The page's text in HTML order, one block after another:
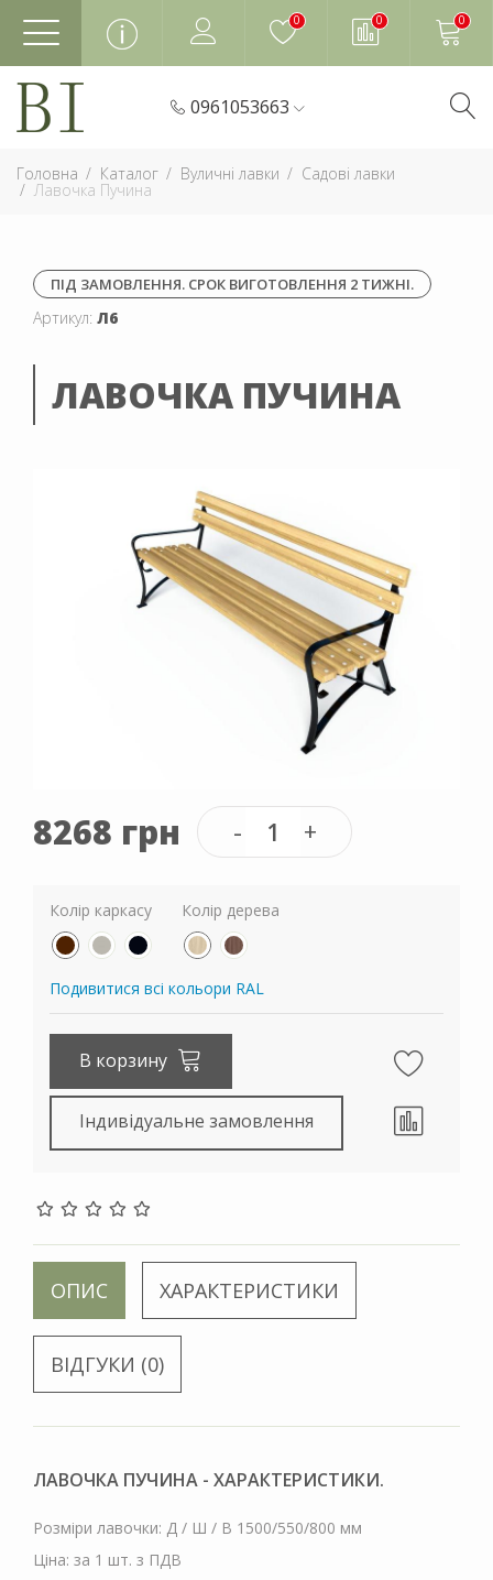
0 0 0
0961053663
Головна Каталог Вуличні лавки Садові лавки
Лавочка Пучина
ПІД ЗАМОВЛЕННЯ. СРОК ВИГОТОВЛЕННЯ 2 ТИЖНІ.
Артикул: Л6
ЛАВОЧКА ПУЧИНА
8268 грн
Колір каркасу Колір дерева
Подивитися всі кольори RAL
В корзину
Індивідуальне замовлення
ОПИС ХАРАКТЕРИСТИКИ
ВІДГУКИ (0)
ЛАВОЧКА ПУЧИНА - ХАРАКТЕРИСТИКИ.
Розміри лавочки: Д / Ш / В 1500/550/800 мм
Ціна: за 1 шт. з ПДВ